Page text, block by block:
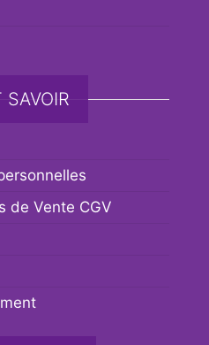
SAVOIR
de Vente CGV